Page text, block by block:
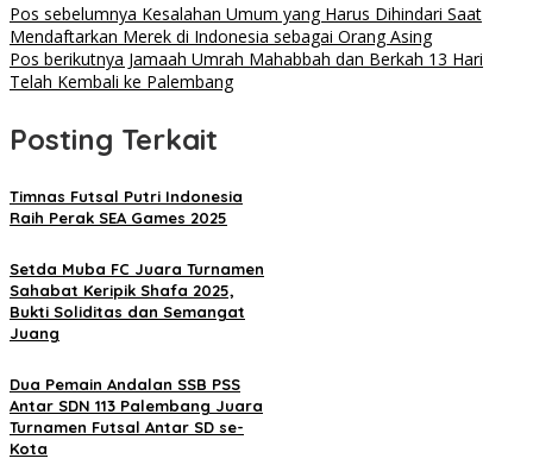
Pos sebelumnya Kesalahan Umum yang Harus Dihindari Saat
Mendaftarkan Merek di Indonesia sebagai Orang Asing
Pos berikutnya Jamaah Umrah Mahabbah dan Berkah 13 Hari
Telah Kembali ke Palembang
Posting Terkait
Timnas Futsal Putri Indonesia
Raih Perak SEA Games 2025
Setda Muba FC Juara Turnamen
Sahabat Keripik Shafa 2025,
Bukti Soliditas dan Semangat
Juang
Dua Pemain Andalan SSB PSS
Antar SDN 113 Palembang Juara
Turnamen Futsal Antar SD se-
Kota